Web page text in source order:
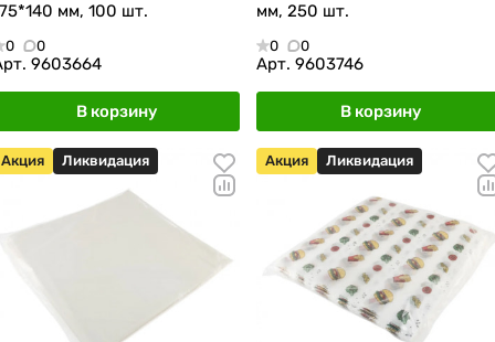
мм, 100 шт.
0 0
9603664
В корзину
мм, 250 шт.
0 0
Арт. 9603746
В корзину
Акция Ликвидация Акция Ликвидация